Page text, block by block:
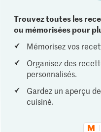
Trouvez toutes les
ou mémorisées pour
Mémorisez vos
Organisez des
personnalisés.
Gardez un aperçu
cuisiné.